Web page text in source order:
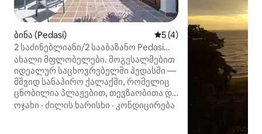
ბინა (Pedasi) საშუალო შეფასებაა
5 (4)
2 საძინებლიანი/2 სააბაზანო Pedasi
Condo | პლაჟთან და ქალაქთან
ახლოს
ახალი მფლობელები. მოგესალმებით
იდეალურ საცხოვრებელში პედასში —
მშვიდ სანაპირო ქალაქში, რომელიც
ცნობილია პლაჟებით, თევზაობითა და
იმ განცდით, რომ „რატომ არ
ოჯახი · ძილის ხარისხი · კონდიცირება